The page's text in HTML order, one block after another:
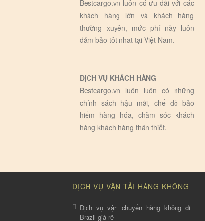
Bestcargo.vn luôn có ưu đãi với các
khách hàng lớn và khách hàng
thường xuyên, mức phí này luôn
đảm bảo tôt nhất tại Việt Nam.
DỊCH VỤ KHÁCH HÀNG
Bestcargo.vn luôn luôn có những
chính sách hậu mãi, chế độ bảo
hiểm hàng hóa, chăm sóc khách
hàng khách hàng thân thiết.
DỊCH VỤ VẬN TẢI HÀNG KHÔNG
Dịch vụ vận chuyển hàng không đi
Brazil giá rẻ